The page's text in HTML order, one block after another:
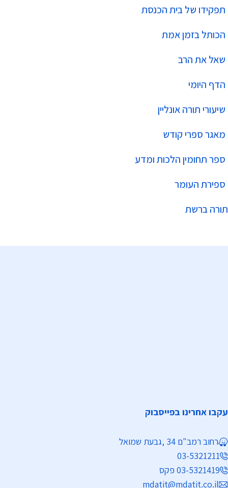
תפקידו של בית הכנסת
הכותל בזמן אמת
שאל את הרב
הדף היומי
שיעורי תורה אונליין
מאגר ספרי קודש
ספר תחומין הלכות ומדע
ספירת העומר
תורה ברשת
עקבו אחרינו בפייסבוק
רחוב רמב"ם 34 ,גבעת שמואל
03-5321211
03-5321419 פקס
mdatit@mdatit.co.il